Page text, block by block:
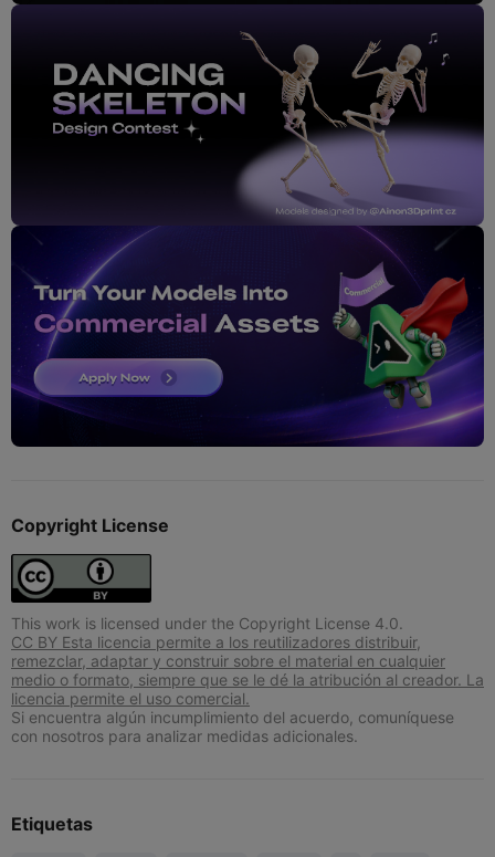
Copyright License
This work is licensed under the Copyright License 4.0.
CC BY Esta licencia permite a los reutilizadores distribuir,
remezclar, adaptar y construir sobre el material en cualquier
medio o formato, siempre que se le dé la atribución al creador. La
licencia permite el uso comercial.
Si encuentra algún incumplimiento del acuerdo, comuníquese
con nosotros para analizar medidas adicionales.
Etiquetas